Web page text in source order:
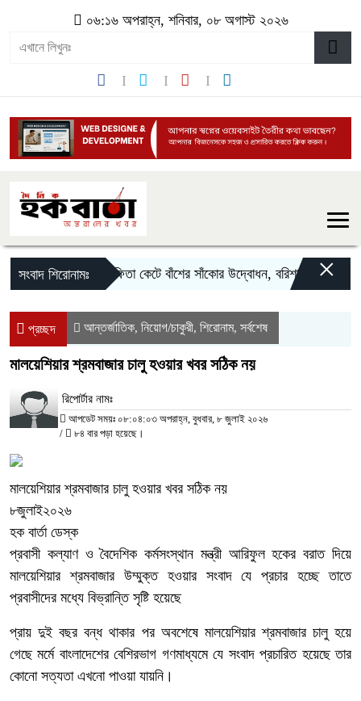
০৬:১৬ অপরাহ্ন, শনিবার, ০৮ অগাস্ট ২০২৬
সংবাদ শিরোনামঃ‎লাল ফিতা কেটে বাঁশের সাঁকোর উদ্বোধন, বরিশালের উজিরপুরে
×
প্রচ্ছদ আন্তর্জাতিক, নিয়োগ/চাকুরী, শিরোনাম, সর্বশেষ
মালয়েশিয়ার শ্রমবাজার চালু হওয়ার খবর সঠিক নয়
রিপোর্টার নামঃ
আপডেট সময়ঃ ০৮:০৪:০৩ অপরাহ্ন, বুধবার, ৮ জুলাই ২০২৬
/
৮৪ বার পড়া হয়েছে।
মালয়েশিয়ার শ্রমবাজার চালু হওয়ার খবর সঠিক নয়
৮জুলাই২০২৬
হক বার্তা ডেস্ক
প্রবাসী কল্যাণ ও বৈদেশিক কর্মসংস্থান মন্ত্রী আরিফুল হকের বরাত দিয়ে
মালয়েশিয়ার শ্রমবাজার উম্মুক্ত হওয়ার সংবাদ যে প্রচার হচ্ছে তাতে
প্রবাসীদের মধ্যে বিভ্রান্তি সৃষ্টি হয়েছে
প্রায় দুই বছর বন্ধ থাকার পর অবশেষে মালয়েশিয়ার শ্রমবাজার চালু হয়ে
গেছে মর্মে বাংলাদেশের বেশিরভাগ গণমাধ্যমে যে সংবাদ প্রচারিত হয়েছে তার
কোনো সত্যতা এখনো পাওয়া যায়নি।